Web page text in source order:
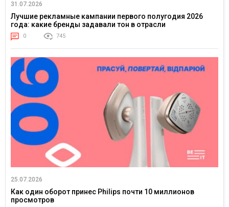
31.07.2026
Лучшие рекламные кампании первого полугодия 2026
года: какие бренды задавали тон в отрасли
0 745
25.07.2026
Как один оборот принес Philips почти 10 миллионов
просмотров